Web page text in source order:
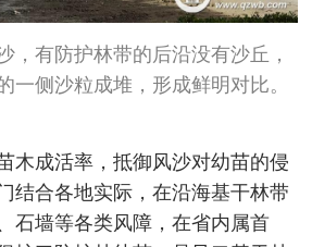
，有防护林带的后沿没有沙丘，
一侧沙粒成堆，形成鲜明对比。
木成活率，抵御风沙对幼苗的侵
结合各地实际，在沿海基干林带
石墙等各类风障，在省内属首